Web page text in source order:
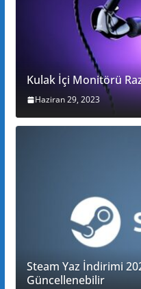
Kulak İçi Monitörü
Haziran 29, 2023
Steam Yaz İndirimi
Güncellenebilir